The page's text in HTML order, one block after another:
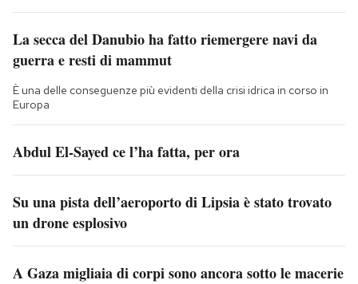
La secca del Danubio ha fatto riemergere navi da
guerra e resti di mammut
È una delle conseguenze più evidenti della crisi idrica in corso in
Europa
Abdul El-Sayed ce l’ha fatta, per ora
Su una pista dell’aeroporto di Lipsia è stato trovato
un drone esplosivo
A Gaza migliaia di corpi sono ancora sotto le macerie